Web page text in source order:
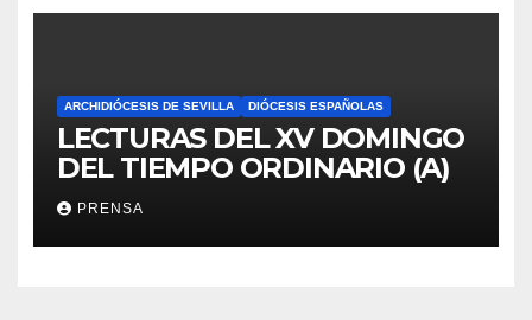
ARCHIDIÓCESIS DE SEVILLA DIÓCESIS ESPAÑOLAS
LECTURAS DEL XV DOMINGO
DEL TIEMPO ORDINARIO (A)
PRENSA